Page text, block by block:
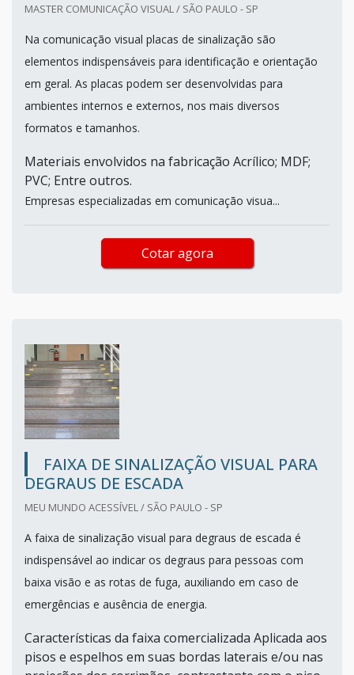
MASTER COMUNICAÇÃO VISUAL / SÃO PAULO - SP
Na comunicação visual placas de sinalização são
elementos indispensáveis para identificação e orientação
em geral. As placas podem ser desenvolvidas para
ambientes internos e externos, nos mais diversos
formatos e tamanhos.
Materiais envolvidos na fabricação Acrílico; MDF;
PVC; Entre outros.
Empresas especializadas em comunicação visua...
Cotar agora
FAIXA DE SINALIZAÇÃO VISUAL PARA
DEGRAUS DE ESCADA
MEU MUNDO ACESSÍVEL / SÃO PAULO - SP
A faixa de sinalização visual para degraus de escada é
indispensável ao indicar os degraus para pessoas com
baixa visão e as rotas de fuga, auxiliando em caso de
emergências e ausência de energia.
Características da faixa comercializada Aplicada aos
pisos e espelhos em suas bordas laterais e/ou nas